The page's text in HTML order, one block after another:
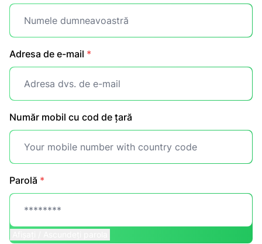
Adresa de e-mail *
Număr mobil cu cod de țară
Parolă *